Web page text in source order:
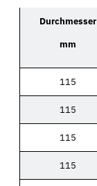
Durchmesser
mm
115
115
115
115